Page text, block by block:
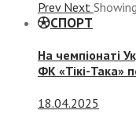
Prev Next Showing
СПОРТ
На чемпіонаті
ФК «Тікі-Така»
18.04.2025